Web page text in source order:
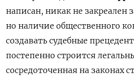
написан, никак не закреален
но наличие общественного
создавать судебные
постепенно строится
сосредоточенная на законах